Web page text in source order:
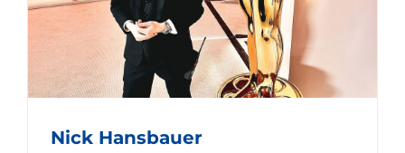
Nick Hansbauer